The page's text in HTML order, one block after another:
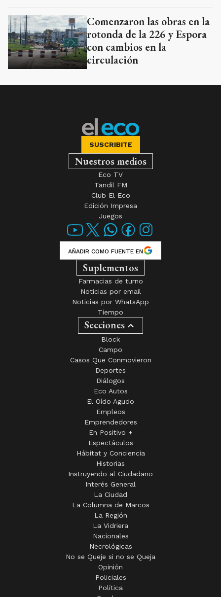
Comenzaron las obras en la
rotonda de la 226 y Espora
con cambios en la
circulación
SUSCRIBITE
Nuestros medios
Eco TV
Tandil FM
Club El Eco
Edición Impresa
Juegos
AÑADIR COMO FUENTE EN
Suplementos
Farmacias de turno
Noticias por email
Noticias por WhatsApp
Tiempo
Secciones
Block
Campo
Casos Que Conmovieron
Deportes
Diálogos
Eco Autos
El Oído Agudo
Empleos
Emprendedores
En Positivo +
Espectáculos
Hábitat y Conciencia
Historias
Instruyendo al Ciudadano
Interés General
La Ciudad
La Columna de Marcos
La Región
La Vidriera
Nacionales
Necrológicas
No se Queje si no se Queja
Opinión
Policiales
Política